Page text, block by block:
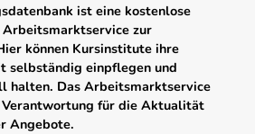
ist eine kostenlose
zur
können Kursinstitute ihre
selbständig einpflegen und
halten. Das Arbeitsmarktservice
Verantwortung für die Aktualität
Angebote.